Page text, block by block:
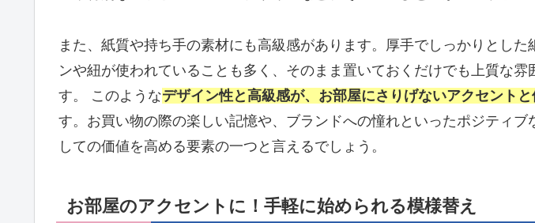
また、紙質や持ち手の素材にも高級感があります。厚手でしっかりとした
ンや紐が使われていることも多く、そのまま置いておくだけでも上質な雰
す。 このようなデザイン性と高級感が、お部屋にさりげないアクセント
す。お買い物の際の楽しい記憶や、ブランドへの憧れといったポジティブ
しての価値を高める要素の一つと言えるでしょう。
お部屋のアクセントに！手軽に始められる模様替え